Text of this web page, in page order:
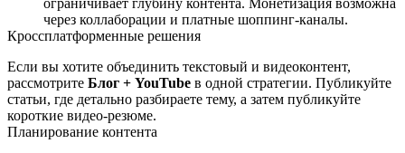
через коллаборации и платные шоппинг-каналы.
Кроссплатформенные решения
Если вы хотите объединить текстовый и видеоконтент,
рассмотрите Блог + YouTube в одной стратегии. Публикуйте
статьи, где детально разбираете тему, а затем публикуйте
короткие видео‑резюме.
Планирование контента